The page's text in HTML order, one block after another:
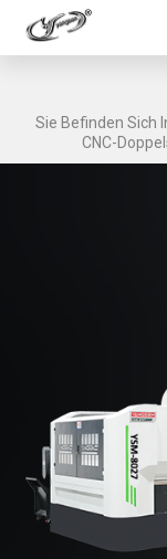
Sie Befinden Sich